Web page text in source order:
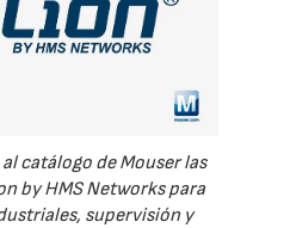
catálogo de Mouser las
by HMS Networks para
supervisión y